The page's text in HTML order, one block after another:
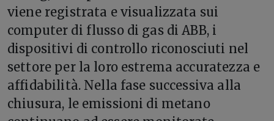
viene registrata e visualizzata sui
computer di flusso di gas di ABB, i
dispositivi di controllo riconosciuti nel
settore per la loro estrema accuratezza e
affidabilità. Nella fase successiva alla
chiusura, le emissioni di metano